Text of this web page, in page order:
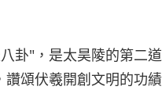
卦"，是太昊陵的第二
頌伏羲開創文明的功績